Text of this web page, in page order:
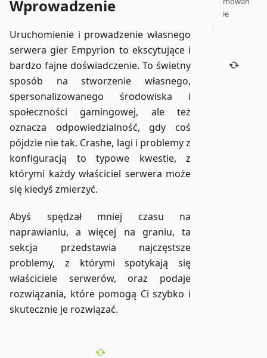
Wprowadzenie
Uruchomienie i prowadzenie własnego
serwera gier Empyrion to ekscytujące i
bardzo fajne doświadczenie. To świetny
sposób na stworzenie własnego,
spersonalizowanego środowiska i
społeczności gamingowej, ale też
oznacza odpowiedzialność, gdy coś
pójdzie nie tak. Crashe, lagi i problemy z
konfiguracją to typowe kwestie, z
którymi każdy właściciel serwera może
się kiedyś zmierzyć.
Abyś spędzał mniej czasu na
naprawianiu, a więcej na graniu, ta
sekcja przedstawia najczęstsze
problemy, z którymi spotykają się
właściciele serwerów, oraz podaje
rozwiązania, które pomogą Ci szybko i
skutecznie je rozwiązać.
ie